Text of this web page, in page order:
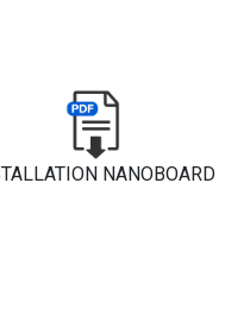
NANOBOARD